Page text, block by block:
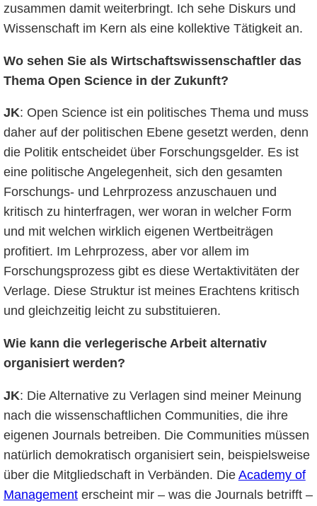
zusammen damit weiterbringt. Ich sehe Diskurs und
Wissenschaft im Kern als eine kollektive Tätigkeit an.
Wo sehen Sie als Wirtschaftswissenschaftler das
Thema Open Science in der Zukunft?
JK: Open Science ist ein politisches Thema und muss
daher auf der politischen Ebene gesetzt werden, denn
die Politik entscheidet über Forschungsgelder. Es ist
eine politische Angelegenheit, sich den gesamten
Forschungs- und Lehrprozess anzuschauen und
kritisch zu hinterfragen, wer woran in welcher Form
und mit welchen wirklich eigenen Wertbeiträgen
profitiert. Im Lehrprozess, aber vor allem im
Forschungsprozess gibt es diese Wertaktivitäten der
Verlage. Diese Struktur ist meines Erachtens kritisch
und gleichzeitig leicht zu substituieren.
Wie kann die verlegerische Arbeit alternativ
organisiert werden?
JK: Die Alternative zu Verlagen sind meiner Meinung
nach die wissenschaftlichen Communities, die ihre
eigenen Journals betreiben. Die Communities müssen
natürlich demokratisch organisiert sein, beispielsweise
über die Mitgliedschaft in Verbänden. Die Academy of
Managementerscheint mir – was die Journals betrifft –